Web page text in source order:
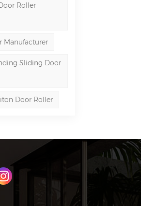
Roller
Manufacturer
Sliding Door
Door Roller